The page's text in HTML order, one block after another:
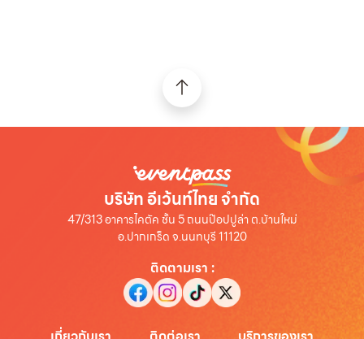
บริษัท อีเว้นท์ไทย จำกัด
47/313 อาคารไคตัค ชั้น 5 ถนนป๊อปปูล่า ต.บ้านใหม่
อ.ปากเกร็ด จ.นนทบุรี 11120
ติดตามเรา :